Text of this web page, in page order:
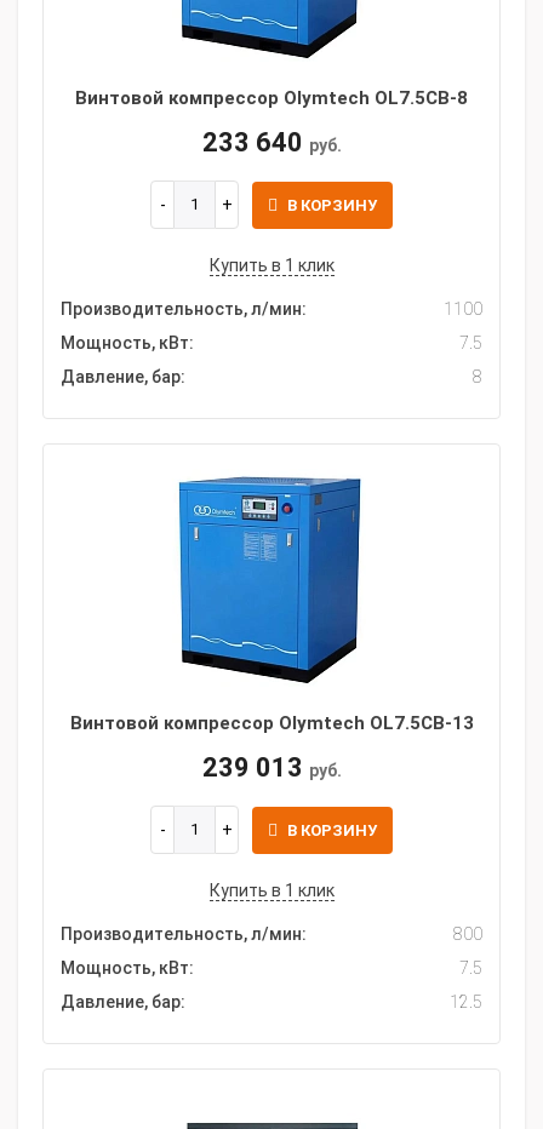
Винтовой компрессор Olymtech OL7.5CB-8
233 640 руб.
В КОРЗИНУ
Купить в 1 клик
Производительность, л/мин:
1100
Мощность, кВт:
7.5
Давление, бар:
8
Винтовой компрессор Olymtech OL7.5CB-13
239 013 руб.
В КОРЗИНУ
Купить в 1 клик
Производительность, л/мин:
800
Мощность, кВт:
7.5
Давление, бар:
12.5